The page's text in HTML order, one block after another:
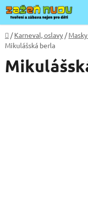
Přejít
na
obsah
Domů
/ Karneval, oslavy /
Mikulášská berla